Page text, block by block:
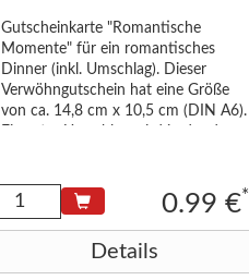
Gutscheinkarte "Romantische
Momente" für ein romantisches
Dinner (inkl. Umschlag). Dieser
Verwöhngutschein hat eine Größe
von ca. 14,8 cm x 10,5 cm (DIN A6).
0.99 €*
Details